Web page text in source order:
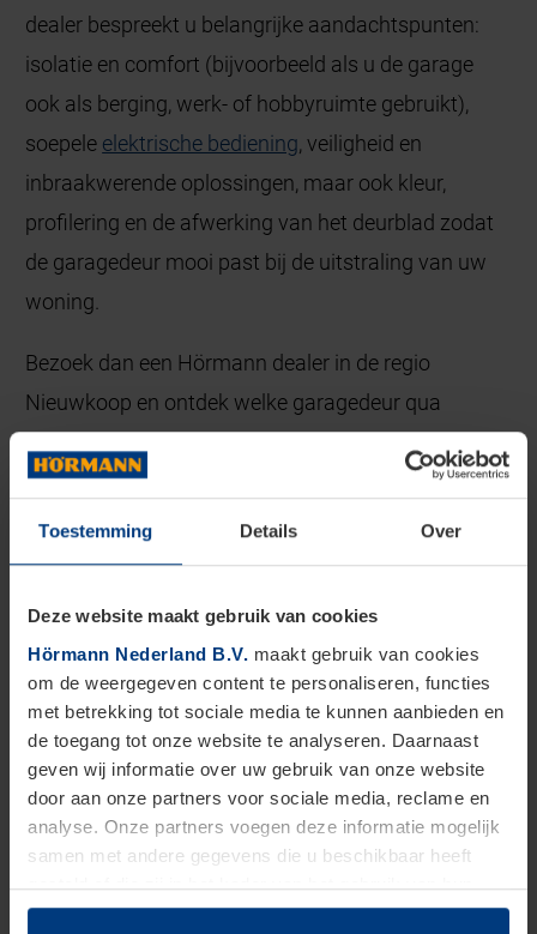
Toestemming Details Over
Deze website maakt gebruik van cookies
Hörmann Nederland B.V. maakt gebruik van cookies
om de weergegeven content te personaliseren, functies
met betrekking tot sociale media te kunnen aanbieden en
de toegang tot onze website te analyseren. Daarnaast
geven wij informatie over uw gebruik van onze website
door aan onze partners voor sociale media, reclame en
analyse. Onze partners voegen deze informatie mogelijk
samen met andere gegevens die u beschikbaar heeft
gesteld of die zij in het kader van het gebruik van hun
dienstverlening hebben verzameld.
dealer bespreekt u belangrijke aandachtspunten:
isolatie en comfort (bijvoorbeeld als u de garage
ook als berging, werk- of hobbyruimte gebruikt),
soepele elektrische bediening, veiligheid en
inbraakwerende oplossingen, maar ook kleur,
profilering en de afwerking van het deurblad zodat
de garagedeur mooi past bij de uitstraling van uw
woning.
Bezoek dan een Hörmann dealer in de regio
Nieuwkoop en ontdek welke garagedeur qua
wensen past.